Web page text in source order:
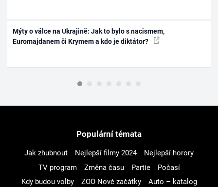
Mýty o válce na Ukrajině: Jak to bylo s nacismem,
Euromajdanem či Krymem a kdo je diktátor?
Populární témata
Jak zhubnout Nejlepší filmy 2024
Nejlepší horory
TV program
Změna času Partie
Počasí
Kdy budou volby
ZOO Nové začátky
Auto – katalog